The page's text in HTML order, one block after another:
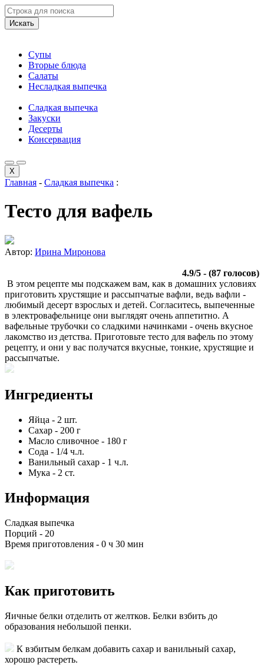
Искать
Супы
Вторые блюда
Салаты
Несладкая выпечка
Сладкая выпечка
Закуски
Десерты
Консервация
X
Главная - Сладкая выпечка :
Тесто для вафель
Автор: Ирина Миронова
4.9/5 - (87 голосов)
В этом рецепте мы подскажем вам, как в домашних условиях
приготовить хрустящие и рассыпчатые вафли, ведь вафли -
любимый десерт взрослых и детей. Согласитесь, выпеченные
в электровафельнице они выглядят очень аппетитно. А
вафельные трубочки со сладкими начинками - очень вкусное
лакомство из детства. Приготовьте тесто для вафель по этому
рецепту, и они у вас получатся вкусные, тонкие, хрустящие и
рассыпчатые.
Ингредиенты
Яйца - 2 шт.
Сахар - 200 г
Масло сливочное - 180 г
Сода - 1/4 ч.л.
Ванильный сахар - 1 ч.л.
Мука - 2 ст.
Информация
Сладкая выпечка
Порций - 20
Время приготовления - 0 ч 30 мин
Как приготовить
Яичные белки отделить от желтков. Белки взбить до
образования небольшой пенки.
К взбитым белкам добавить сахар и ванильный сахар,
хорошо растереть.